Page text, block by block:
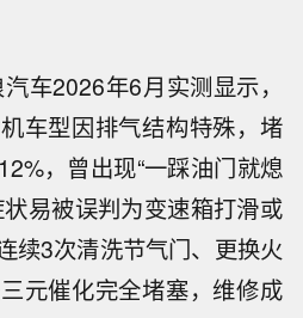
车2026年6月实测显示，
车型因排气结构特殊，堵
，曾出现“一踩油门就熄
易被误判为变速箱打滑或
续3次清洗节气门、更换火
元催化完全堵塞，维修成